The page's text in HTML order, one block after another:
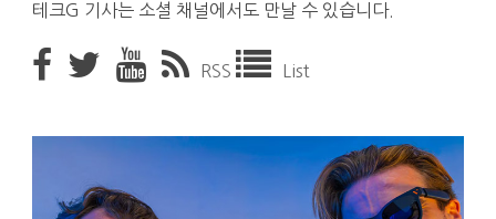
테크G 기사는 소셜 채널에서도 만날 수 있습니다.
RSS List